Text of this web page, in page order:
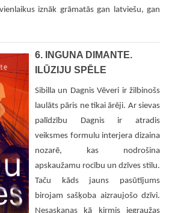
iznāk grāmatās gan latviešu, gan
6. INGUNA DIMANTE.
ILŪZIJU SPĒLE
Sibilla un Dagnis Vēveri ir žilbinošs
laulāts pāris ne tikai ārēji. Ar sievas
palīdzību Dagnis ir atradis
veiksmes formulu interjera dizaina
nozarē, kas nodrošina
apskaužamu rocību un dzīves stilu.
Taču kāds jauns pasūtījums
birojam sašķoba aizraujošo dzīvi.
Nesaskaņas kā ķirmis iegraužas